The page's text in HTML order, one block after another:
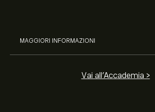
MAGGIORI INFORMAZIONI
Vai all'Accademia >